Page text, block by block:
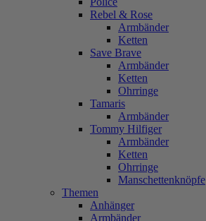
Rebel & Rose
Armbänder
Ketten
Save Brave
Armbänder
Ketten
Ohrringe
Tamaris
Armbänder
Tommy Hilfiger
Armbänder
Ketten
Ohrringe
Manschettenknöpfe
Themen
Anhänger
Armbänder